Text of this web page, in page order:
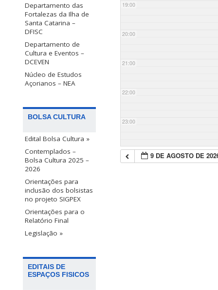
Departamento das
Fortalezas da Ilha de
Santa Catarina –
DFISC
Departamento de
Cultura e Eventos –
DCEVEN
Núcleo de Estudos
Açorianos – NEA
BOLSA CULTURA
Edital Bolsa Cultura »
Contemplados –
Bolsa Cultura 2025 –
2026
Orientações para
inclusão dos bolsistas
no projeto SIGPEX
Orientações para o
Relatório Final
Legislação »
EDITAIS DE
ESPAÇOS FISICOS
19:00
20:00
21:00
22:00
23:00
9 DE AGOSTO DE